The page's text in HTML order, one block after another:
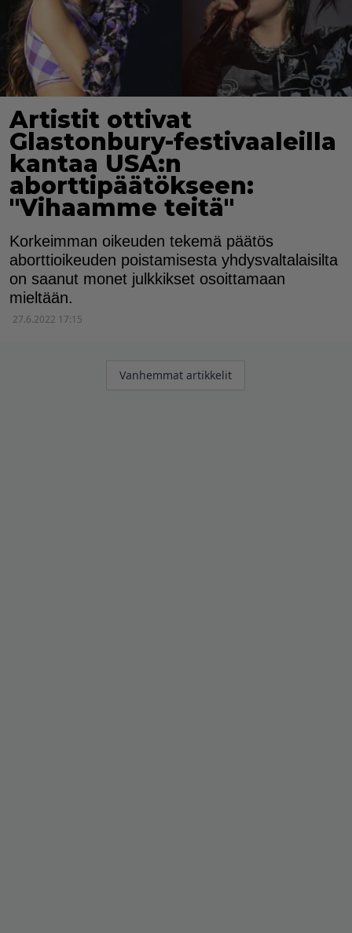
Artistit ottivat
Glastonbury-festivaaleilla
kantaa USA:n
aborttipäätökseen:
"Vihaamme teitä"
Korkeimman oikeuden tekemä päätös
aborttioikeuden poistamisesta yhdysvaltalaisilta
on saanut monet julkkikset osoittamaan
mieltään.
27.6.2022 17:15
Artikkelien
Vanhemmat artikkelit